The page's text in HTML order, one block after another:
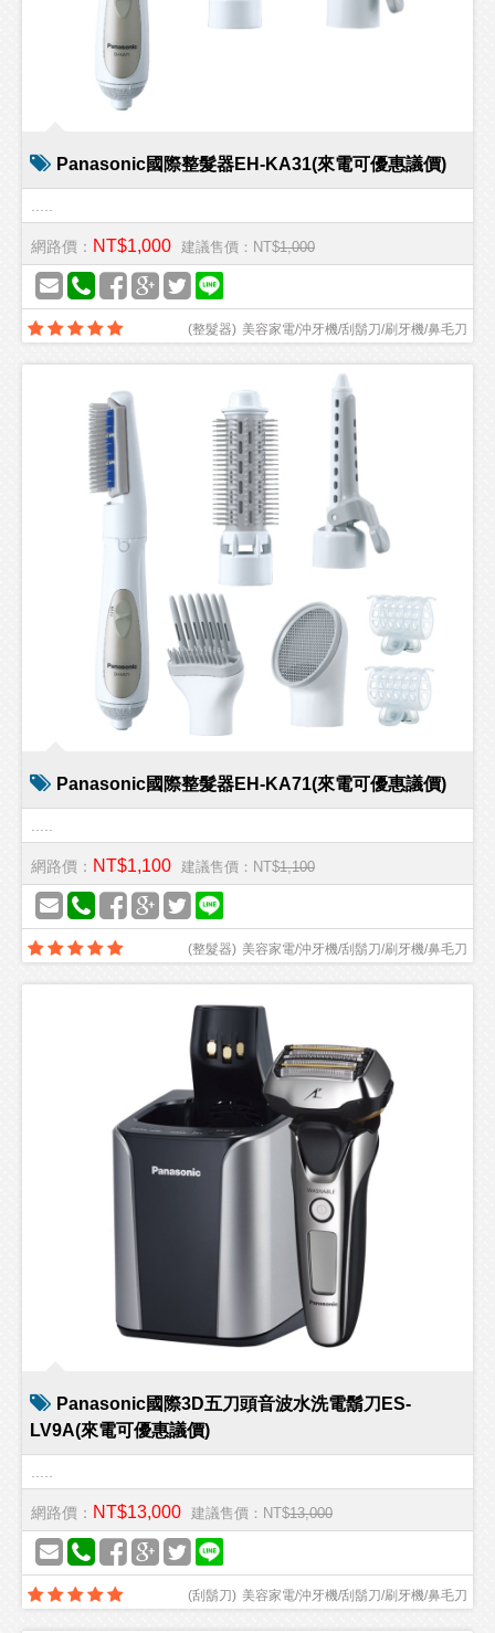
Panasonic國際整髮器EH-KA31(來電可優惠議價)
網路價： NT$1,000 建議售價：NT$1,000
美容家電/沖牙機/刮鬍刀/刷牙機/鼻毛刀
(整髮器)
Panasonic國際整髮器EH-KA71(來電可優惠議價)
網路價： NT$1,100 建議售價：NT$1,100
美容家電/沖牙機/刮鬍刀/刷牙機/鼻毛刀
(整髮器)
Panasonic國際3D五刀頭音波水洗電鬍刀ES-
LV9A(來電可優惠議價)
網路價： NT$13,000 建議售價：NT$13,000
美容家電/沖牙機/刮鬍刀/刷牙機/鼻毛刀
(刮鬍刀)